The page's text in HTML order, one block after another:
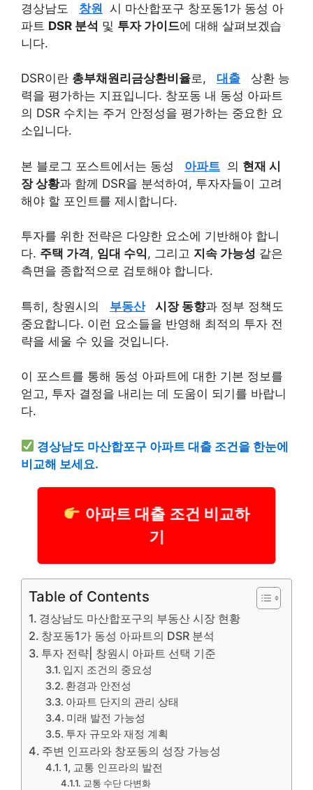
경상남도 창원 시 마산합포구 창포동1가 동성 아
파트 DSR 분석 및 투자 가이드에 대해 살펴보겠습
니다.
DSR이란 총부채원리금상환비율로, 대출
상환 능
력을 평가하는 지표입니다. 창포동 내 동성 아파트
의 DSR 수치는 주거 안정성을 평가하는 중요한 요
소입니다.
본 블로그 포스트에서는 동성 아파트 의 현재 시
장 상황과 함께 DSR을 분석하여, 투자자들이 고려
해야 할 포인트를 제시합니다.
투자를 위한 전략은 다양한 요소에 기반해야 합니
다. 주택 가격, 임대 수익, 그리고 지속 가능성 같은
측면을 종합적으로 검토해야 합니다.
특히, 창원시의 부동산 시장 동향과 정부 정책도
중요합니다. 이런 요소들을 반영해 최적의 투자 전
략을 세울 수 있을 것입니다.
이 포스트를 통해 동성 아파트에 대한 기본 정보를
얻고, 투자 결정을 내리는 데 도움이 되기를 바랍니
다.
경상남도 마산합포구 아파트 대출 조건을 한눈에
비교해 보세요.
아파트 대출 조건 비교하
기
Table of Contents
경상남도 마산합포구의 부동산 시장 현황
창포동1가 동성 아파트의 DSR 분석
투자 전략| 창원시 아파트 선택 기준
입지 조건의 중요성
환경과 안전성
아파트 단지의 관리 상태
미래 발전 가능성
투자 규모와 재정 계획
주변 인프라와 창포동의 성장 가능성
1, 교통 인프라의 발전
교통 수단 다변화